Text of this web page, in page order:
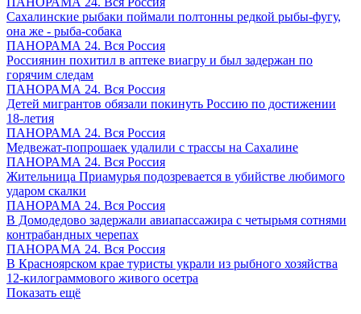
Сахалинские рыбаки поймали полтонны редкой рыбы-фугу,
она же - рыба-собака
ПАНОРАМА 24. Вся Россия
Россиянин похитил в аптеке виагру и был задержан по
горячим следам
ПАНОРАМА 24. Вся Россия
Детей мигрантов обязали покинуть Россию по достижении
18-летия
ПАНОРАМА 24. Вся Россия
Медвежат-попрошаек удалили с трассы на Сахалине
ПАНОРАМА 24. Вся Россия
Жительница Приамурья подозревается в убийстве любимого
ударом скалки
ПАНОРАМА 24. Вся Россия
В Домодедово задержали авиапассажира с четырьмя сотнями
контрабандных черепах
ПАНОРАМА 24. Вся Россия
В Красноярском крае туристы украли из рыбного хозяйства
12-килограммового живого осетра
Показать ещё